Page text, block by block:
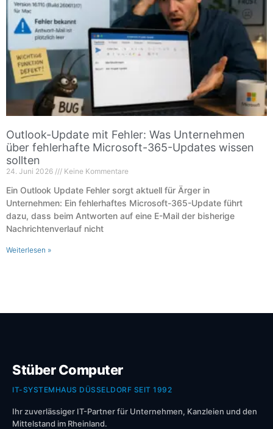
Outlook-Update mit Fehler: Was Unternehmen
über fehlerhafte Microsoft-365-Updates wissen
sollten
24. Juni 2026 Keine Kommentare
Ein Outlook Update Fehler sorgt aktuell für Ärger in
Unternehmen: Ein fehlerhaftes Microsoft-365-Update führt
dazu, dass beim Antworten auf eine E-Mail der bisherige
Nachrichtenverlauf nicht
Weiterlesen »
Stüber Computer
IT-SYSTEMHAUS DÜSSELDORF SEIT 1992
Ihr zuverlässiger IT-Partner für Unternehmen, Kanzleien und den
Mittelstand im Rheinland.